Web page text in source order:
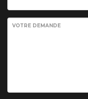
VOTRE DEMANDE